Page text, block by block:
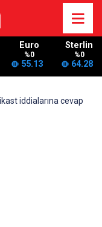
Euro
%0
55.13
Sterlin
%0
64.28
iddialarına cevap